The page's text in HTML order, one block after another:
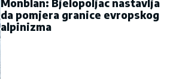
Monblan: Bjelopoljac nastavlja
da pomjera granice evropskog
alpinizma